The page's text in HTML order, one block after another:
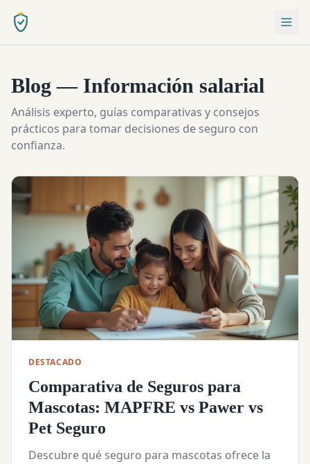
Blog — Información salarial
Análisis experto, guías comparativas y consejos
prácticos para tomar decisiones de seguro con
confianza.
DESTACADO
Comparativa de Seguros para
Mascotas: MAPFRE vs Pawer vs
Pet Seguro
Descubre qué seguro para mascotas ofrece la